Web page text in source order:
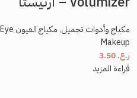
مكياج وأدوات تجميل,
مكياج العيون Eye
Makeup
ر.ع.
قراءة المزيد